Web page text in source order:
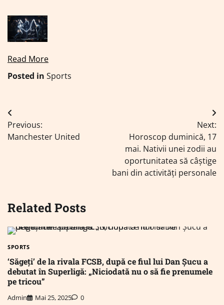
Read More
Posted in Sports
Navigare
în
Previous:
Manchester United
Next:
Horoscop duminică, 17
mai. Nativii unei zodii au
oportunitatea să câștige
bani din activități personale
Related Posts
SPORTS
‘Săgeți’ de la rivala FCSB, după ce fiul lui Dan Șucu a
debutat în Superligă: „Niciodată nu o să fie prenumele
pe tricou”
Admin Mai 25, 2025 0